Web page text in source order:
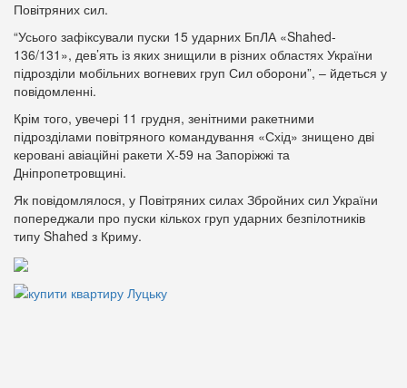
Повітряних сил.
“Усього зафіксували пуски 15 ударних БпЛА «Shahed-
136/131», дев’ять із яких знищили в різних областях України
підрозділи мобільних вогневих груп Сил оборони”, – йдеться у
повідомленні.
Крім того, увечері 11 грудня, зенітними ракетними
підрозділами повітряного командування «Схід» знищено дві
керовані авіаційні ракети Х-59 на Запоріжжі та
Дніпропетровщині.
Як повідомлялося, у Повітряних силах Збройних сил України
попереджали про пуски кількох груп ударних безпілотників
типу Shahed з Криму.